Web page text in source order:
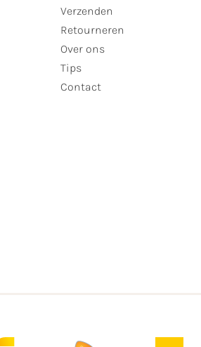
Verzenden
Retourneren
Over ons
Tips
Contact